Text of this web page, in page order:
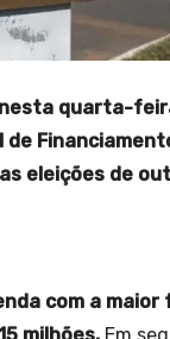
quarta-
eleições de
com a